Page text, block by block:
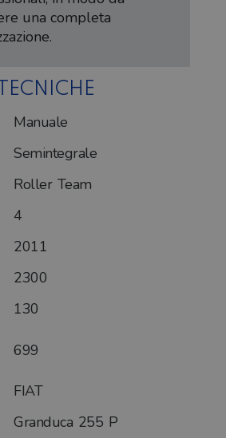
una completa
Manuale
Semintegrale
Roller Team
4
2011
2300
130
699
FIAT
Granduca 255 P